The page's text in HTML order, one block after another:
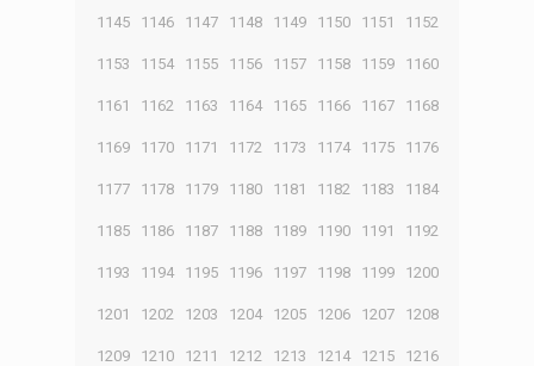
1145 1146 1147 1148 1149 1150 1151 1152
1153 1154 1155 1156 1157 1158 1159 1160
1161 1162 1163 1164 1165 1166 1167 1168
1169 1170 1171 1172 1173 1174 1175 1176
1177 1178 1179 1180 1181 1182 1183 1184
1185 1186 1187 1188 1189 1190 1191 1192
1193 1194 1195 1196 1197 1198 1199 1200
1201 1202 1203 1204 1205 1206 1207 1208
1209 1210 1211 1212 1213 1214 1215 1216